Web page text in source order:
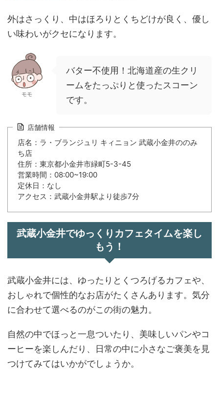
外はさっくり、中はほろりとくちどけが良く、優し
い味わいがクセになります。
モモ
バター不使用！北海道産の生クリ
ームをたっぷりと使ったスコーン
です。
店舗情報
店名：ラ・ブランジュリ キィニョン 武蔵小金井ののみ
ち店
住所：東京都小金井市緑町5-3-45
営業時間：08:00~19:00
定休日：なし
アクセス：武蔵小金井駅より徒歩7分
武蔵小金井でゆっくりカフェタイムを楽し
もう！
武蔵小金井には、ゆったりとくつろげるカフェや、
おしゃれで個性的なお店がたくさんあります。気分
に合わせて選べるのがこの街の魅力。
自然の中でほっと一息ついたり、美味しいパンやコ
ーヒーを楽しんだり、日常の中に小さなご褒美を見
つけてみてはいかがでしょうか。